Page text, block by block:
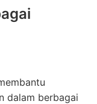
dalam berbagai